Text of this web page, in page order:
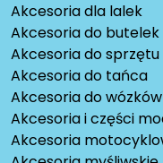
Akcesoria dla lalek
Akcesoria do butelek
Akcesoria do
Akcesoria do tańca
Akcesoria do wózków
Akcesoria i części
Akcesoria